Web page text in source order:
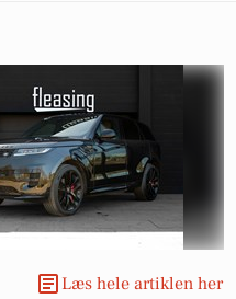
Læs hele artiklen her